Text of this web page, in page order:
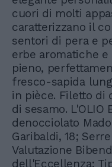
cuori di molti
caratterizzano il
sentori di pera e
erbe aromatiche e
pieno,
fresco-sapida
in pièce. Filetto di
di sesamo. L'OLIO
denocciolato
Garibaldi, 18;
Valutazione
dell'Eccellenza;